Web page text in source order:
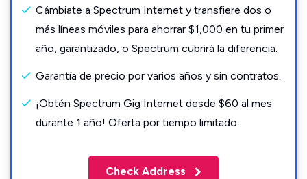
Cámbiate a Spectrum Internet y transfiere dos o
más líneas móviles para ahorrar $1,000 en tu primer
año, garantizado, o Spectrum cubrirá la diferencia.
Garantía de precio por varios años y sin contratos.
¡Obtén Spectrum Gig Internet desde $60 al mes
durante 1 año! Oferta por tiempo limitado.
Check Address